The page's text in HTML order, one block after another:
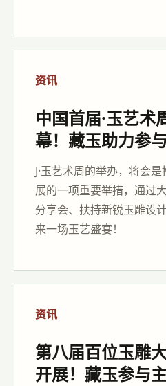
资讯
中国首届·玉艺术
幕！藏玉助力参与
J·玉艺术周的举办，将会
展的一项重要举措，通过
分享会、扶持新锐玉雕设
来一场玉艺盛宴！
资讯
第八届百位玉雕
开展！藏玉参与主